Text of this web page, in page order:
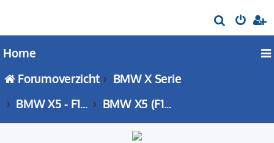
o
Home
Forumoverzicht
BMW X Serie
BMW X5 - F15 forum
BMW X5 (F15) Audio, navigatie en iDrive